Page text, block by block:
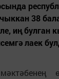
38
иң
лаек